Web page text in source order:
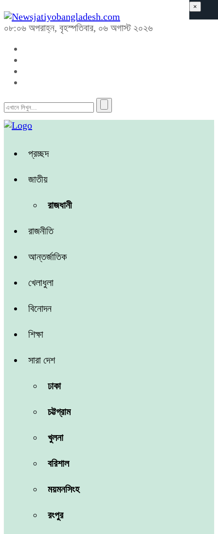
০৮:০৬ অপরাহ্ন, বৃহস্পতিবার, ০৬ অগাস্ট ২০২৬
প্রচ্ছদ
জাতীয়
রাজধানী
রাজনীতি
আন্তর্জাতিক
খেলাধুলা
বিনোদন
শিক্ষা
সারা দেশ
ঢাকা
চট্টগ্রাম
খুলনা
বরিশাল
ময়মনসিংহ
রংপুর
×